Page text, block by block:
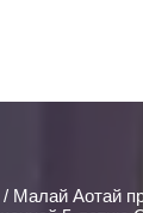
/ Малай Аотай